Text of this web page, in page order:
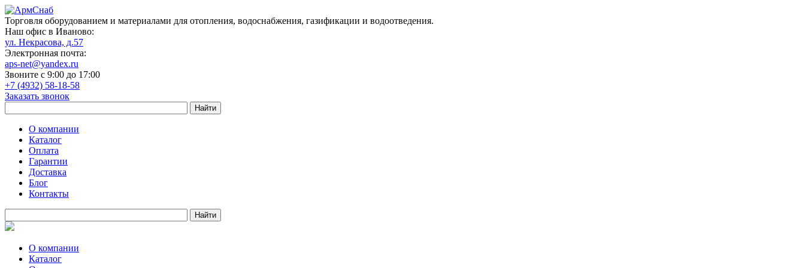
Торговля оборудованием и материалами для отопления, водоснабжения, газификации и водоотведения.
Наш офис в Иваново:
ул. Некрасова, д.57
Электронная почта:
aps-net@yandex.ru
Звоните с 9:00 до 17:00
+7 (4932) 58-18-58
Заказать звонок
О компании
Каталог
Оплата
Гарантии
Доставка
Блог
Контакты
О компании
Каталог